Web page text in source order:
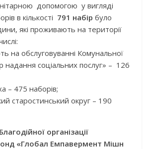
допомогою у вигляді
в кількості 791 набір було
які проживають на території
на обслуговуванні Комунальної
соціальних послуг» – 126
– 475 наборів;
старостинський округ – 190
організації
«Глобал Емпавермент Мішн